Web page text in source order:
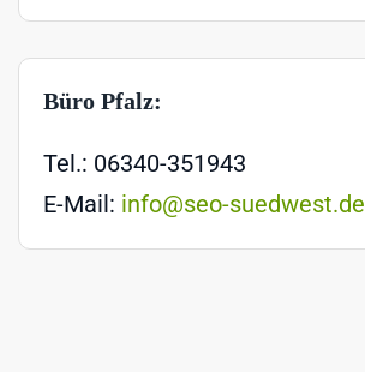
Büro Pfalz:
Tel.: 06340-351943
E-Mail: info@seo-suedwest.de